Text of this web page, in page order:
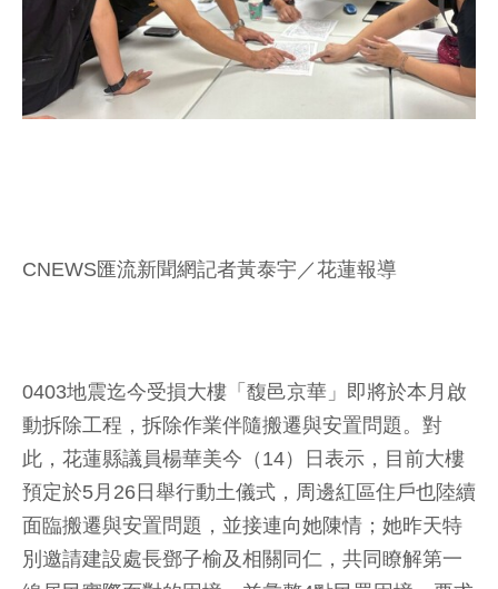
CNEWS匯流新聞網記者黃泰宇／花蓮報導
0403地震迄今受損大樓「馥邑京華」即將於本月啟
動拆除工程，拆除作業伴隨搬遷與安置問題。對
此，花蓮縣議員楊華美今（14）日表示，目前大樓
預定於5月26日舉行動土儀式，周邊紅區住戶也陸續
面臨搬遷與安置問題，並接連向她陳情；她昨天特
別邀請建設處長鄧子榆及相關同仁，共同瞭解第一